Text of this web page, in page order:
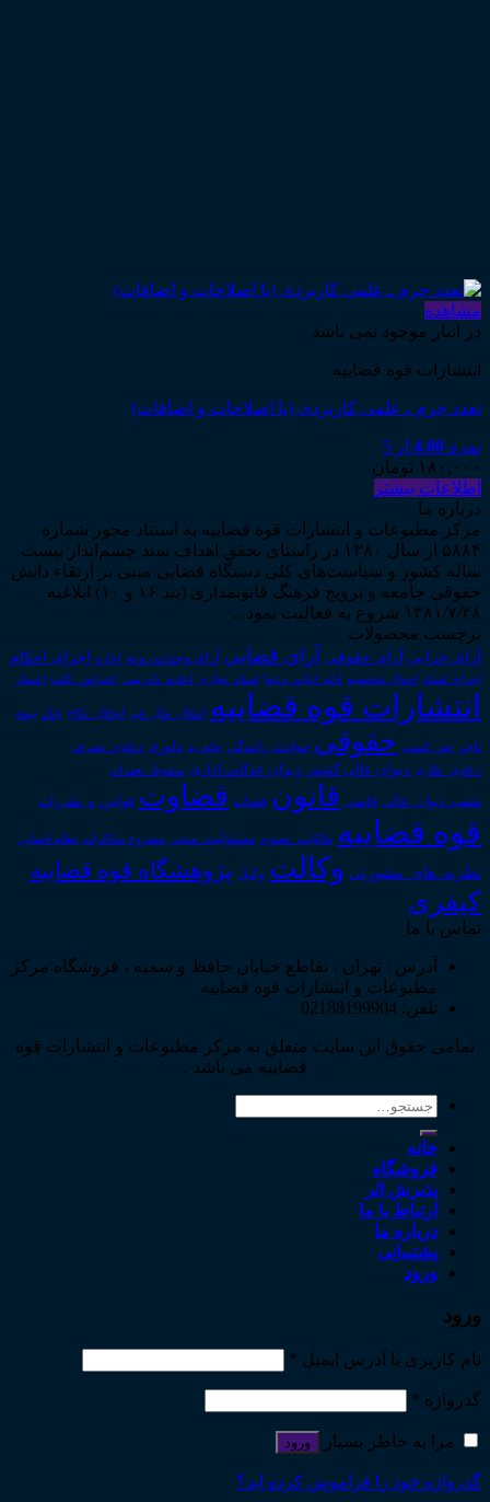
مشاهده
در انبار موجود نمی باشد
انتشارات قوه قضاییه
تعدد جرم ـ علمی کاربردی (با اصلاحات و اضافات)
نمره 4.00 از 5
۱۸۰,۰۰۰ تومان
اطلاعات بیشتر
درباره ما
مرکز مطبوعات و انتشارات قوه قضاییه به استناد مجوز شماره
۵۸۸۴ از سال ۱۳۸۰ در راستای تحقق اهداف سند چشم‌انداز بیست
ساله کشور و سیاست‌های کلی دستگاه قضایی مبنی بر ارتقاء دانش
حقوقی جامعه و ترویج فرهنگ قانونمداری (بند ۱۶ و ۱۰) ابلاغیه
۱۳۸۱/۷/۲۸ شروع به فعالیت نمود...
برچسب محصولات
آرای جزایی آرای حقوقی آرای قضایی آرای وحدت رویه اجاره اجرای احکام
اجرای اسناد احوال شخصیه ادله_اثبات_دعوا اسناد_تجاری اعاده_دادرسی اعتراض_ثالث اعسار
انتشارات قوه قضاییه انتقال_مال_غیر انحلال_نکاح بانک بیمه
تاجر حق_کسب حقوقی حوادث_رانندگی خلع_ید داوری دعاوی_تصرف
دعاوی_طاری دیوان عالی کشور دیوان عدالت اداری سقوط_تعهدات
شعب_دیوان_عالی قاضی قانون قضات قضاوت قوانین_و_مقررات
قوه قضاییه مالکیت_معنوی مسئولیت_مدنی مشروح مذاکرات نظام قضایی
نظریه_های_مشورتی وکالت وکیل پژوهشگاه قوه قضاییه
کیفری
تماس با ما
آدرس : تهران ، تقاطع خیابان حافظ و سمیه ، فروشگاه مرکز
مطبوعات و انتشارات قوه قضاییه
تلفن: 02188199904
تمامی حقوق این سایت متعلق به مرکز مطبوعات و انتشارات قوه
قضاییه می باشد .
جستجو
خانه
فروشگاه
پذیرش اثر
ارتباط با ما
درباره ما
پشتیبانی
ورود
ورود
نام کاربری یا آدرس ایمیل *
گذرواژه *
مرا به خاطر بسپار ورود
گذرواژه خود را فراموش کرده اید؟